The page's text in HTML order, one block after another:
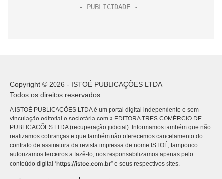
Copyright © 2026 - ISTOÉ PUBLICAÇÕES LTDA
Todos os direitos reservados.
A ISTOÉ PUBLICAÇÕES LTDA é um portal digital independente e sem
vinculação editorial e societária com a EDITORA TRES COMÉRCIO DE
PUBLICACÕES LTDA (recuperação judicial). Informamos também que não
realizamos cobranças e que também não oferecemos cancelamento do
contrato de assinatura da revista impressa de nome ISTOÉ, tampouco
autorizamos terceiros a fazê-lo, nos responsabilizamos apenas pelo
conteúdo digital “https://istoe.com.br” e seus respectivos sites.